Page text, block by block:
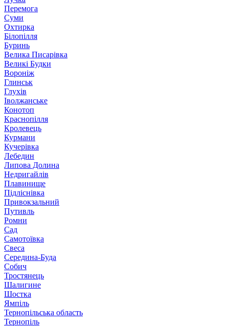
Перемога
Суми
Охтирка
Білопілля
Буринь
Велика Писарівка
Великі Будки
Вороніж
Глинськ
Глухів
Іволжанське
Конотоп
Краснопілля
Кролевець
Курмани
Кучерівка
Лебедин
Липова Долина
Недригайлів
Плавинище
Підліснівка
Привокзальний
Путивль
Ромни
Сад
Самотоївка
Свеса
Середина-Буда
Собич
Тростянець
Шалигине
Шостка
Ямпіль
Тернопільська область
Тернопіль